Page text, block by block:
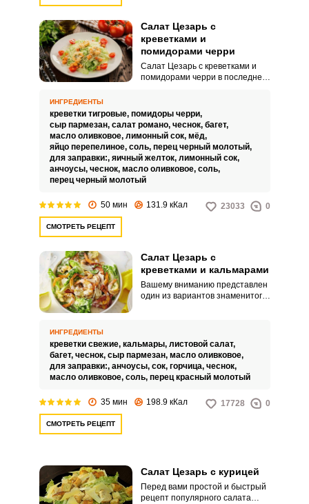
Салат Цезарь с
креветками и
помидорами черри
Салат Цезарь с креветками и
помидорами черри в последнее
востребованным, как и
классическая версия данного
салата. Блюдо, приготовленное
по этому рецепту, получается
легким, пикантным, сытным и
оригинальным.
ИНГРЕДИЕНТЫ
креветки тигровые, помидоры черри,
сыр пармезан, салат романо, чеснок, багет,
масло оливковое, лимонный сок, мёд,
яйцо перепелиное, соль, перец черный молотый,
для заправки:, яичный желток, лимонный сок,
анчоусы, чеснок, масло оливковое, соль,
перец черный молотый
50 мин 131.9 кКал 23033 0
СМОТРЕТЬ РЕЦЕПТ
Салат Цезарь с
креветками и кальмарами
Вашему вниманию представлен
один из вариантов знаменитого
ИНГРЕДИЕНТЫ
креветки свежие, кальмары, листовой салат,
багет, чеснок, сыр пармезан, масло оливковое,
для заправки:, анчоусы, сок, горчица, чеснок,
масло оливковое, соль, перец красный молотый
35 мин 198.9 кКал 17728 0
СМОТРЕТЬ РЕЦЕПТ
Салат Цезарь с курицей
Перед вами простой и быстрый
рецепт популярного салата